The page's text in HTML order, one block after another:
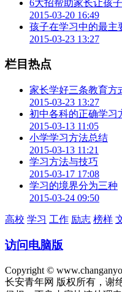
果担心坐姿的爸爸妈妈，
姿，每次15分钟，习惯从
相比坐姿问题，站姿问题
答问题时，站直，声音尽
6大招帮助家长让孩
2015-03-20 16:49
孩子在学习中的最主
2015-03-23 13:27
栏目热点
家长学好三条教育方
2015-03-23 13:27
初中各科的正确学习
2015-03-13 11:05
小学学习方法总结
2015-03-13 11:21
学习方法与技巧
2015-03-17 17:08
学习的境界分为三种
2015-03-24 09:50
高校 学习 工作 励志 榜样
访问电脑版
Copyright ©
长安青年网 版权所有，谢